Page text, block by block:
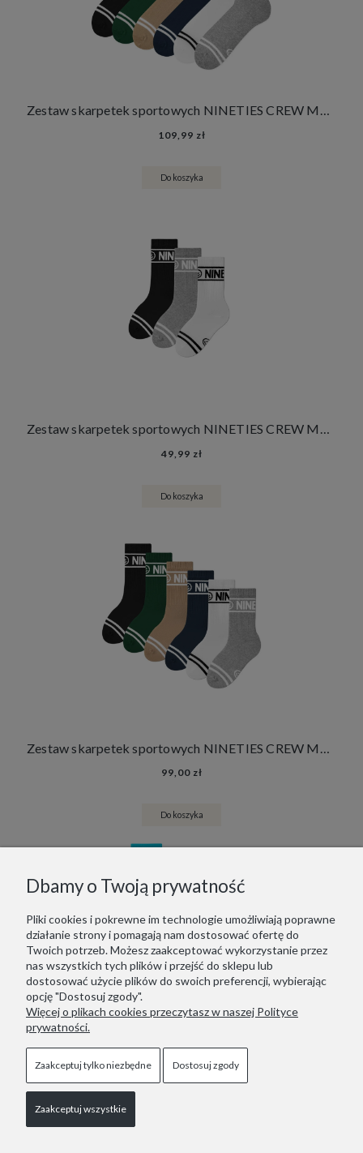
Zestaw skarpetek sportowych NINETIES CREW MONO 6 PACK
109,99 zł
Do koszyka
Zestaw skarpetek sportowych NINETIES CREW MONO KIDS 3 PACK
49,99 zł
Do koszyka
99,00 zł
Do koszyka
Dbamy o Twoją prywatność
Pliki cookies i pokrewne im technologie umożliwiają poprawne
działanie strony i pomagają nam dostosować ofertę do
Twoich potrzeb. Możesz zaakceptować wykorzystanie przez
nas wszystkich tych plików i przejść do sklepu lub
dostosować użycie plików do swoich preferencji, wybierając
opcję "Dostosuj zgody".
Więcej o plikach cookies przeczytasz w naszej Polityce
prywatności.
Zaakceptuj tylko niezbędne Dostosuj zgody
Zaakceptuj wszystkie